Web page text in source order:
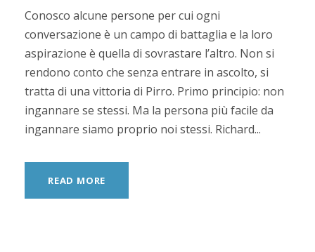
Conosco alcune persone per cui ogni
conversazione è un campo di battaglia e la loro
aspirazione è quella di sovrastare l’altro. Non si
rendono conto che senza entrare in ascolto, si
tratta di una vittoria di Pirro. Primo principio: non
ingannare se stessi. Ma la persona più facile da
ingannare siamo proprio noi stessi. Richard...
READ MORE